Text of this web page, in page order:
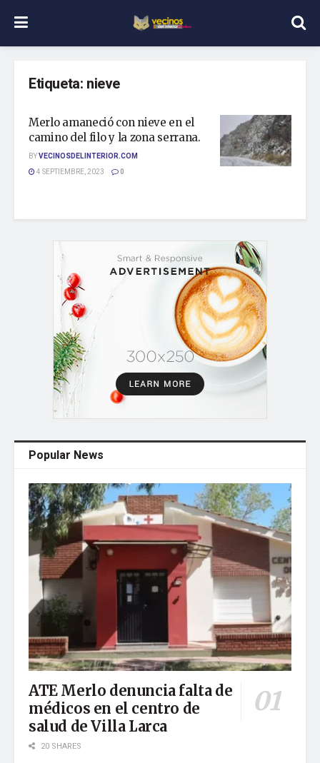
Etiqueta: nieve
Merlo amaneció con nieve en el
camino del filo y la zona serrana.
BYVECINOSDELINTERIOR.COM
4 SEPTIEMBRE, 2023
0
Popular News
ATE Merlo denuncia falta de
médicos en el centro de
salud de Villa Larca
20 SHARES